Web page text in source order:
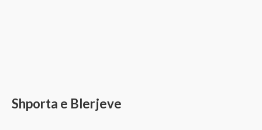
Shporta e Blerjeve